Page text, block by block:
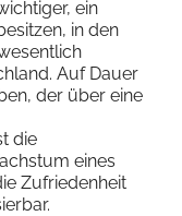
ein
in den
Auf Dauer
der über eine
die
eines
Zufriedenheit